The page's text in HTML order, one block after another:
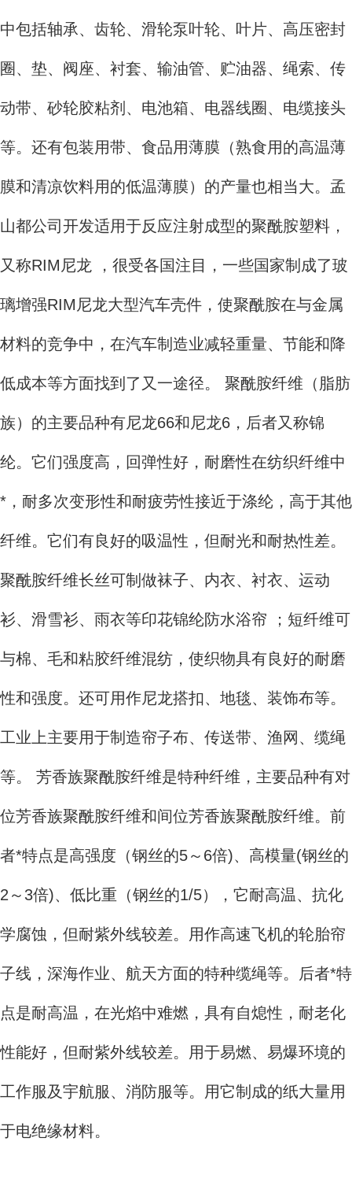
中包括轴承、齿轮、滑轮泵叶轮、叶片、高压密封
圈、垫、阀座、衬套、输油管、贮油器、绳索、传
动带、砂轮胶粘剂、电池箱、电器线圈、电缆接头
等。还有包装用带、食品用薄膜（熟食用的高温薄
膜和清凉饮料用的低温薄膜）的产量也相当大。孟
山都公司开发适用于反应注射成型的聚酰胺塑料，
又称RIM尼龙 ，很受各国注目，一些国家制成了玻
璃增强RIM尼龙大型汽车壳件，使聚酰胺在与金属
材料的竞争中，在汽车制造业减轻重量、节能和降
低成本等方面找到了又一途径。 聚酰胺纤维（脂肪
族）的主要品种有尼龙66和尼龙6，后者又称锦
纶。它们强度高，回弹性好，耐磨性在纺织纤维中
*，耐多次变形性和耐疲劳性接近于涤纶，高于其他
纤维。它们有良好的吸温性，但耐光和耐热性差。
聚酰胺纤维长丝可制做袜子、内衣、衬衣、运动
衫、滑雪衫、雨衣等印花锦纶防水浴帘 ；短纤维可
与棉、毛和粘胶纤维混纺，使织物具有良好的耐磨
性和强度。还可用作尼龙搭扣、地毯、装饰布等。
工业上主要用于制造帘子布、传送带、渔网、缆绳
等。 芳香族聚酰胺纤维是特种纤维，主要品种有对
位芳香族聚酰胺纤维和间位芳香族聚酰胺纤维。前
者*特点是高强度（钢丝的5～6倍)、高模量(钢丝的
2～3倍)、低比重（钢丝的1/5），它耐高温、抗化
学腐蚀，但耐紫外线较差。用作高速飞机的轮胎帘
子线，深海作业、航天方面的特种缆绳等。后者*特
点是耐高温，在光焰中难燃，具有自熄性，耐老化
性能好，但耐紫外线较差。用于易燃、易爆环境的
工作服及宇航服、消防服等。用它制成的纸大量用
于电绝缘材料。